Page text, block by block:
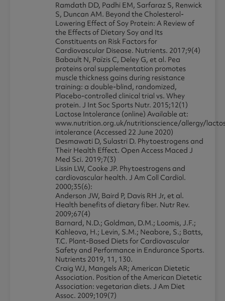
Ramdath DD, Padhi EM, Sarfaraz S, Renwick
S, Duncan AM. Beyond the Cholesterol-
Lowering Effect of Soy Protein: A Review of
the Effects of Dietary Soy and Its
Constituents on Risk Factors for
Cardiovascular Disease. Nutrients. 2017;9(4)
Babault N, Païzis C, Deley G, et al. Pea
proteins oral supplementation promotes
muscle thickness gains during resistance
training: a double-blind, randomized,
Placebo-controlled clinical trial vs. Whey
protein. J Int Soc Sports Nutr. 2015;12(1)
Lactose Intolerance (online) Available at:
www.nutrition.org.uk/nutritionscience/allergy/
intolerance (Accessed 22 June 2020)
Desmawati D, Sulastri D. Phytoestrogens and
Their Health Effect. Open Access Maced J
Med Sci. 2019;7(3)
Lissin LW, Cooke JP. Phytoestrogens and
cardiovascular health. J Am Coll Cardiol.
2000;35(6):
Anderson JW, Baird P, Davis RH Jr, et al.
Health benefits of dietary fiber. Nutr Rev.
2009;67(4)
Barnard, N.D.; Goldman, D.M.; Loomis, J.F.;
Kahleova, H.; Levin, S.M.; Neabore, S.; Batts,
T.C. Plant-Based Diets for Cardiovascular
Safety and Performance in Endurance Sports.
Nutrients 2019, 11, 130.
Craig WJ, Mangels AR; American Dietetic
Association. Position of the American Dietetic
Association: vegetarian diets. J Am Diet
Assoc. 2009;109(7)